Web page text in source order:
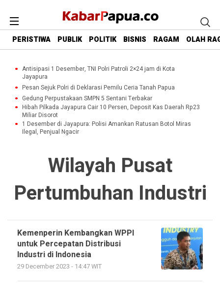
PERISTIWA PUBLIK POLITIK BISNIS RAGAM OLAH
Antisipasi 1 Desember, TNI Polri Patroli 2×24 jam di Kota
Jayapura
Pesan Sejuk Polri di Deklarasi Pemilu Ceria Tanah Papua
Gedung Perpustakaan SMPN 5 Sentani Terbakar
Hibah Pilkada Jayapura Cair 10 Persen, Deposit Kas Daerah Rp23
Miliar Disorot
1 Desember di Jayapura: Polisi Amankan Ratusan Botol Miras
Ilegal, Penjual Ngacir
Wilayah Pusat
Pertumbuhan Industri
Kemenperin Kembangkan WPPI
untuk Percepatan Distribusi
Industri di Indonesia
29 December 2023 - 14:47 WIT